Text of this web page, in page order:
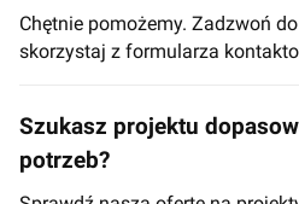
Chętnie pomożemy. Zadzwoń
skorzystaj z formularza
Szukasz projektu
potrzeb?